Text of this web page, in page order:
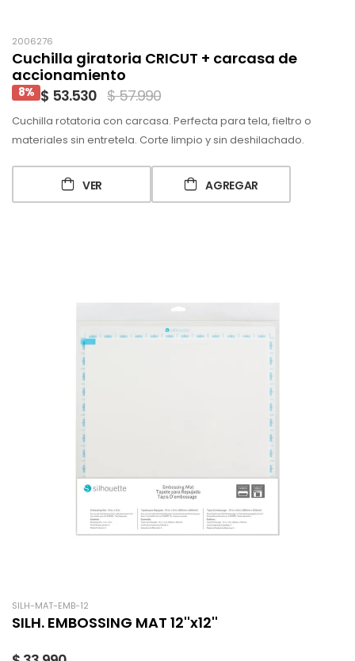
2006276
Cuchilla giratoria CRICUT + carcasa de
accionamiento
8% $ 53.530 $ 57.990
Cuchilla rotatoria con carcasa. Perfecta para tela, fieltro o
materiales sin entretela. Corte limpio y sin deshilachado.
VER AGREGAR
SILH-MAT-EMB-12
SILH. EMBOSSING MAT 12''x12''